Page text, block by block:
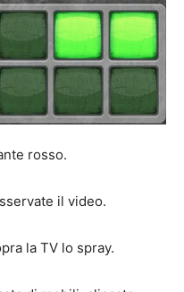
rosso.
il video.
la TV lo spray.